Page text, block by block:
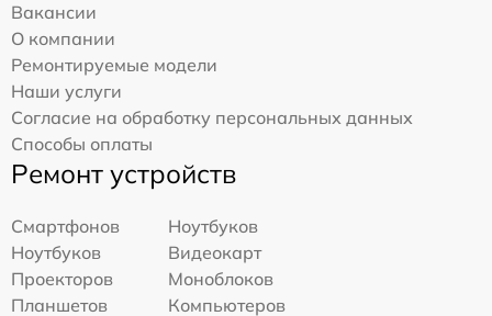
Вакансии
О компании
Ремонтируемые модели
Наши услуги
Согласие на обработку персональных данных
Способы оплаты
Ремонт устройств
Смартфонов
Ноутбуков
Ноутбуков
Видеокарт
Проекторов
Моноблоков
Планшетов
Компьютеров